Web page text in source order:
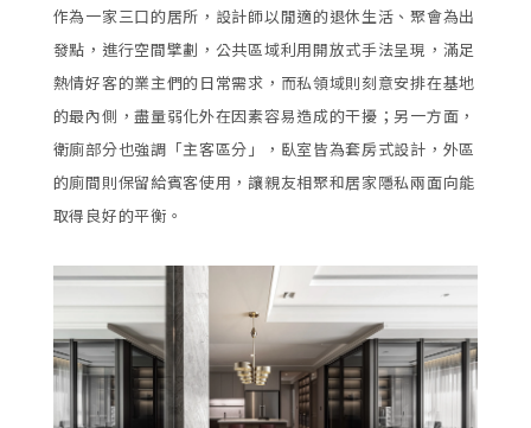
作為一家三口的居所，設計師以閒適的退休生活、聚會為出
發點，進行空間擘劃，公共區域利用開放式手法呈現，滿足
熱情好客的業主們的日常需求，而私領域則刻意安排在基地
的最內側，盡量弱化外在因素容易造成的干擾；另一方面，
衛廁部分也強調「主客區分」，臥室皆為套房式設計，外區
的廁間則保留給賓客使用，讓親友相聚和居家隱私兩面向能
取得良好的平衡。